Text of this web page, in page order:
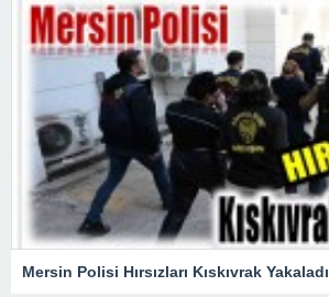
Mersin Polisi Hırsızları Kıskıvrak Yakaladı